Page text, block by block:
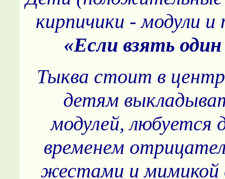
кирпичики - модули
«Если взять
Тыква стоит в
детям
модулей, любуется
временем
жестами и